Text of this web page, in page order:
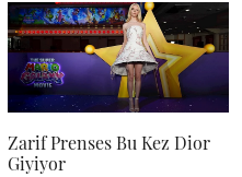
Zarif Prenses Bu Kez Dior
Giyiyor